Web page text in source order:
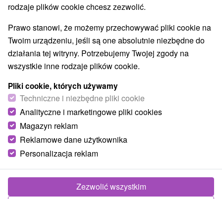
rodzaje plików cookie chcesz zezwolić.
Prawo stanowi, że możemy przechowywać pliki cookie na
Twoim urządzeniu, jeśli są one absolutnie niezbędne do
działania tej witryny. Potrzebujemy Twojej zgody na
wszystkie inne rodzaje plików cookie.
Pliki cookie, których używamy
Techniczne i niezbędne pliki cookie
Analityczne i marketingowe pliki cookies
Magazyn reklam
Reklamowe dane użytkownika
Personalizacja reklam
Zezwolić wszystkim